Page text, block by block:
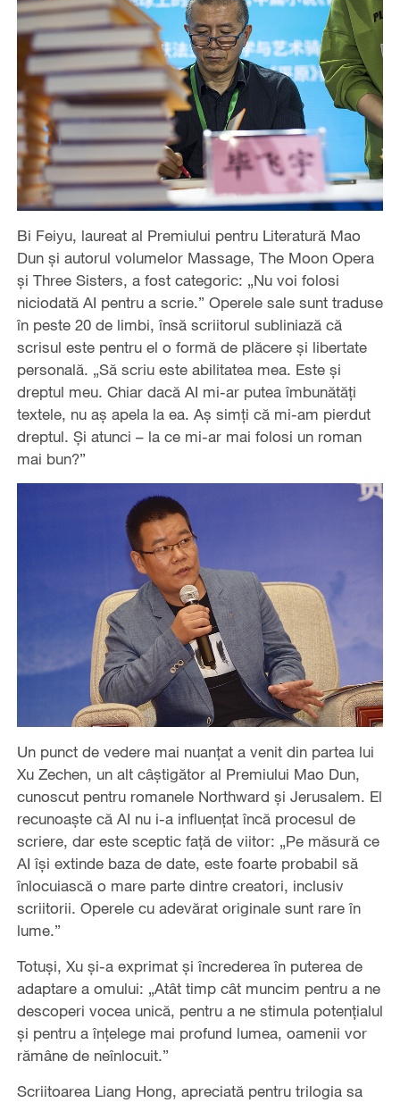
Bi Feiyu, laureat al Premiului pentru Literatură Mao
Dun și autorul volumelor Massage, The Moon Opera
și Three Sisters, a fost categoric: „Nu voi folosi
niciodată AI pentru a scrie.” Operele sale sunt traduse
în peste 20 de limbi, însă scriitorul subliniază că
scrisul este pentru el o formă de plăcere și libertate
personală. „Să scriu este abilitatea mea. Este și
dreptul meu. Chiar dacă AI mi-ar putea îmbunătăți
textele, nu aș apela la ea. Aș simți că mi-am pierdut
dreptul. Și atunci – la ce mi-ar mai folosi un roman
mai bun?”
Un punct de vedere mai nuanțat a venit din partea lui
Xu Zechen, un alt câștigător al Premiului Mao Dun,
cunoscut pentru romanele Northward și Jerusalem. El
recunoaște că AI nu i-a influențat încă procesul de
scriere, dar este sceptic față de viitor: „Pe măsură ce
AI își extinde baza de date, este foarte probabil să
înlocuiască o mare parte dintre creatori, inclusiv
scriitorii. Operele cu adevărat originale sunt rare în
lume.”
Totuși, Xu și-a exprimat și încrederea în puterea de
adaptare a omului: „Atât timp cât muncim pentru a ne
descoperi vocea unică, pentru a ne stimula potențialul
și pentru a înțelege mai profund lumea, oamenii vor
rămâne de neînlocuit.”
Scriitoarea Liang Hong, apreciată pentru trilogia sa